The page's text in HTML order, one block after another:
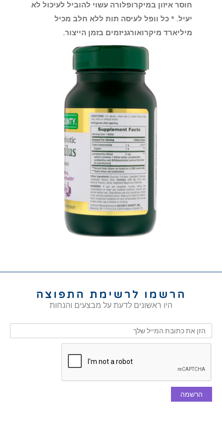
חוסר איזון במיקרופלורה עשוי להוביל לעיכול לא
יעיל. * כל וופל לעיסה תות ללא חלב מכיל
מיליארד מיקרואורגניזמים בזמן הייצור.
הרשמו לרשימת התפוצה
היו ראשונים לדעת על מבצעים והנחות
הרשמה